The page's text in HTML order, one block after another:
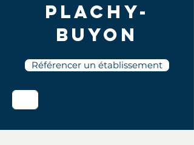
Plachy-
Buyon
Référencer un établissement